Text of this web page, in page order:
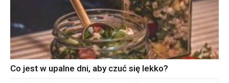
Co jest w upalne dni, aby czuć się lekko?